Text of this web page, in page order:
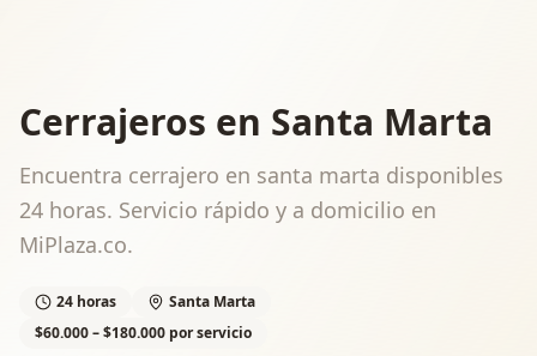
Cerrajeros en Santa Marta
Encuentra cerrajero en santa marta disponibles
24 horas. Servicio rápido y a domicilio en
MiPlaza.co.
24 horas
Santa Marta
$60.000 – $180.000 por servicio